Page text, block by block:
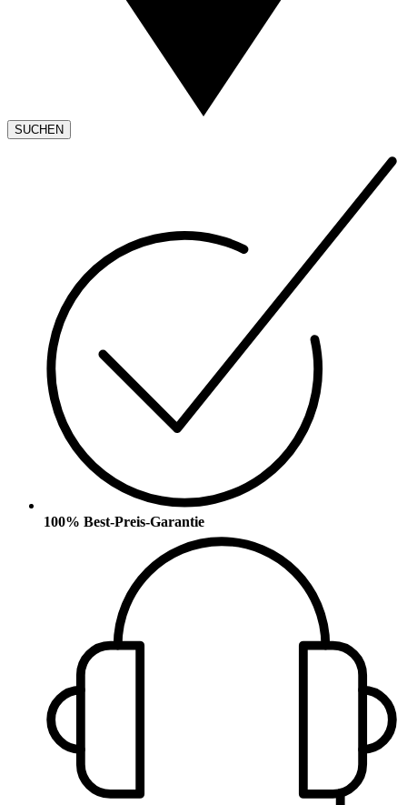
SUCHEN
100% Best-Preis-Garantie